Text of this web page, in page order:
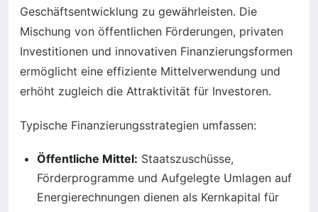
Geschäftsentwicklung zu gewährleisten. Die
Mischung von öffentlichen Förderungen, privaten
Investitionen und innovativen Finanzierungsformen
ermöglicht eine effiziente Mittelverwendung und
erhöht zugleich die Attraktivität für Investoren.
Typische Finanzierungsstrategien umfassen:
Öffentliche Mittel: Staatszuschüsse,
Förderprogramme und Aufgelegte Umlagen auf
Energierechnungen dienen als Kernkapital für